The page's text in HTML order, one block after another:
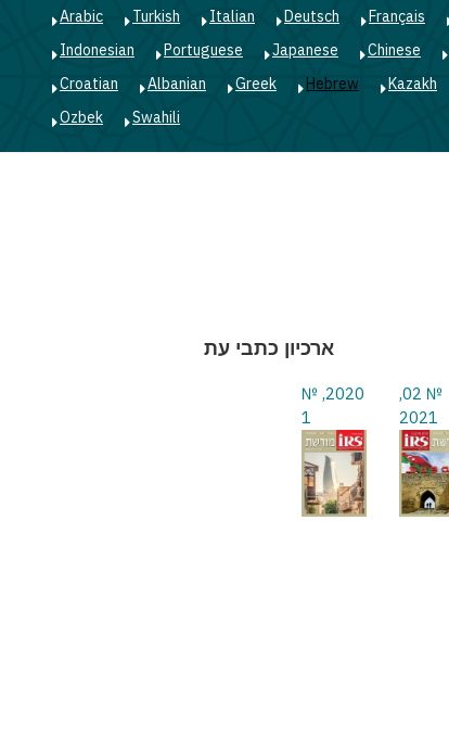
Français
Deutsch
Italian
Turkish
Arabic
Chinese
Japanese
Portuguese
Indonesian
Kazakh
Hebrew
Greek
Albanian
Croatian
Swahili
Ozbek
ארכיון כתבי עת
№ 02,
2021
2020, №
1